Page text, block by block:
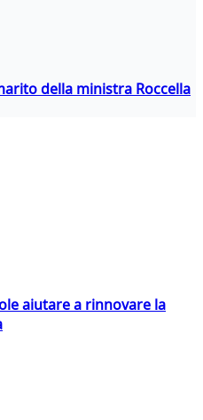
della ministra Roccella
aiutare a rinnovare la